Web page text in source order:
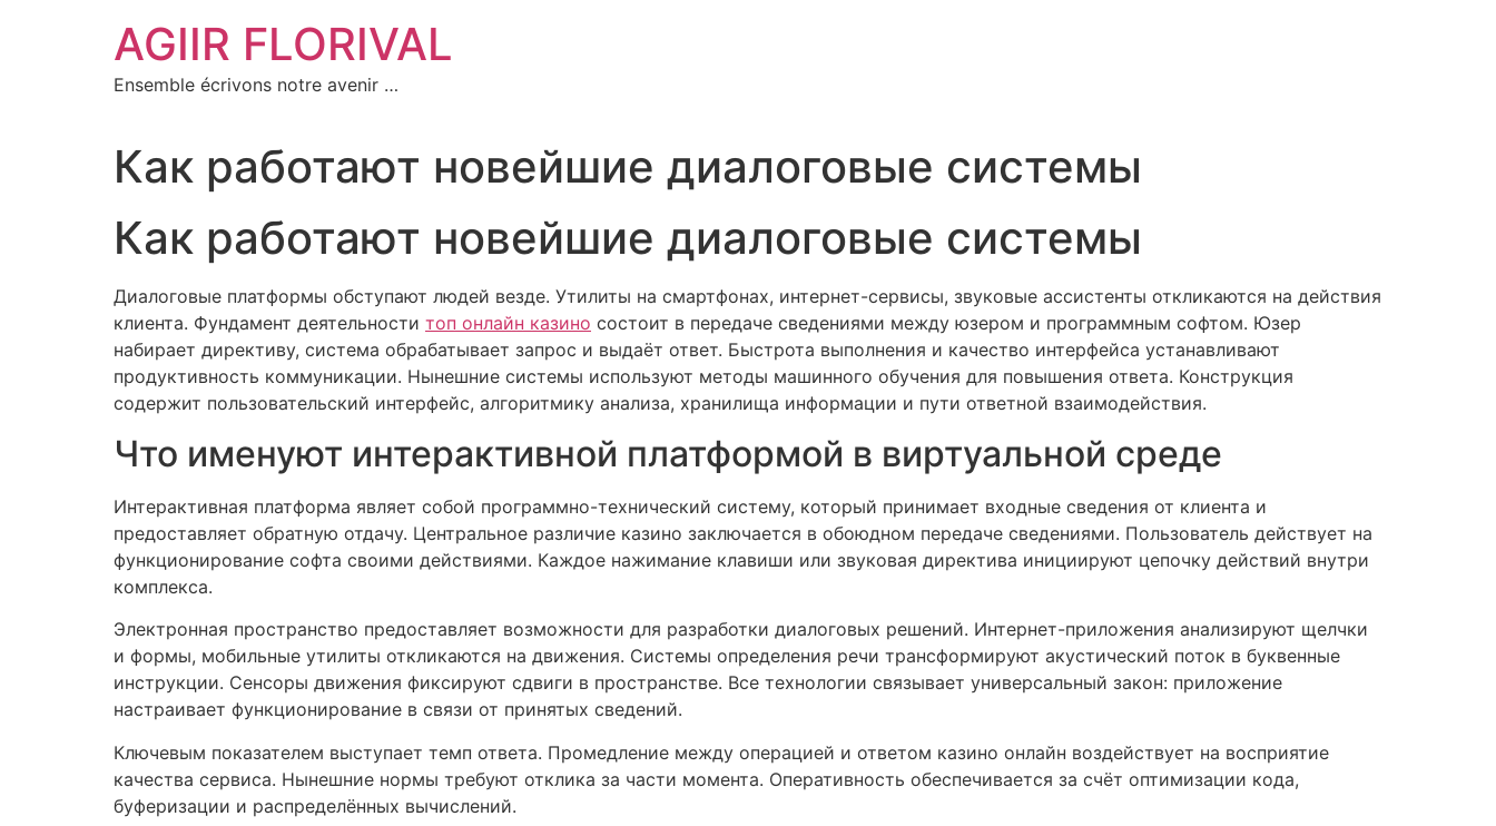
AGIIR FLORIVAL
Ensemble écrivons notre avenir …
Как работают новейшие диалоговые системы
Как работают новейшие диалоговые системы
Диалоговые платформы обступают людей везде. Утилиты на смартфонах, интернет-сервисы, звуковые ассистенты откликаются на действия
клиента. Фундамент деятельности топ онлайн казино состоит в передаче сведениями между юзером и программным софтом. Юзер
набирает директиву, система обрабатывает запрос и выдаёт ответ. Быстрота выполнения и качество интерфейса устанавливают
продуктивность коммуникации. Нынешние системы используют методы машинного обучения для повышения ответа. Конструкция
содержит пользовательский интерфейс, алгоритмику анализа, хранилища информации и пути ответной взаимодействия.
Что именуют интерактивной платформой в виртуальной среде
Интерактивная платформа являет собой программно-технический систему, который принимает входные сведения от клиента и
предоставляет обратную отдачу. Центральное различие казино заключается в обоюдном передаче сведениями. Пользователь действует на
функционирование софта своими действиями. Каждое нажимание клавиши или звуковая директива инициируют цепочку действий внутри
комплекса.
Электронная пространство предоставляет возможности для разработки диалоговых решений. Интернет-приложения анализируют щелчки
и формы, мобильные утилиты откликаются на движения. Системы определения речи трансформируют акустический поток в буквенные
инструкции. Сенсоры движения фиксируют сдвиги в пространстве. Все технологии связывает универсальный закон: приложение
настраивает функционирование в связи от принятых сведений.
Ключевым показателем выступает темп ответа. Промедление между операцией и ответом казино онлайн воздействует на восприятие
качества сервиса. Нынешние нормы требуют отклика за части момента. Оперативность обеспечивается за счёт оптимизации кода,
буферизации и распределённых вычислений.